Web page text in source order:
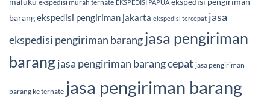
ekspedisi murah ternate EKSPEDISI PAPUA
barangekspedisi pengiriman jakarta ekspedisi tercepat jasa
ekspedisi pengiriman barangjasa pengiriman
barangjasa pengiriman barang cepat jasa pengiriman
barang ke ternate jasa pengiriman barang